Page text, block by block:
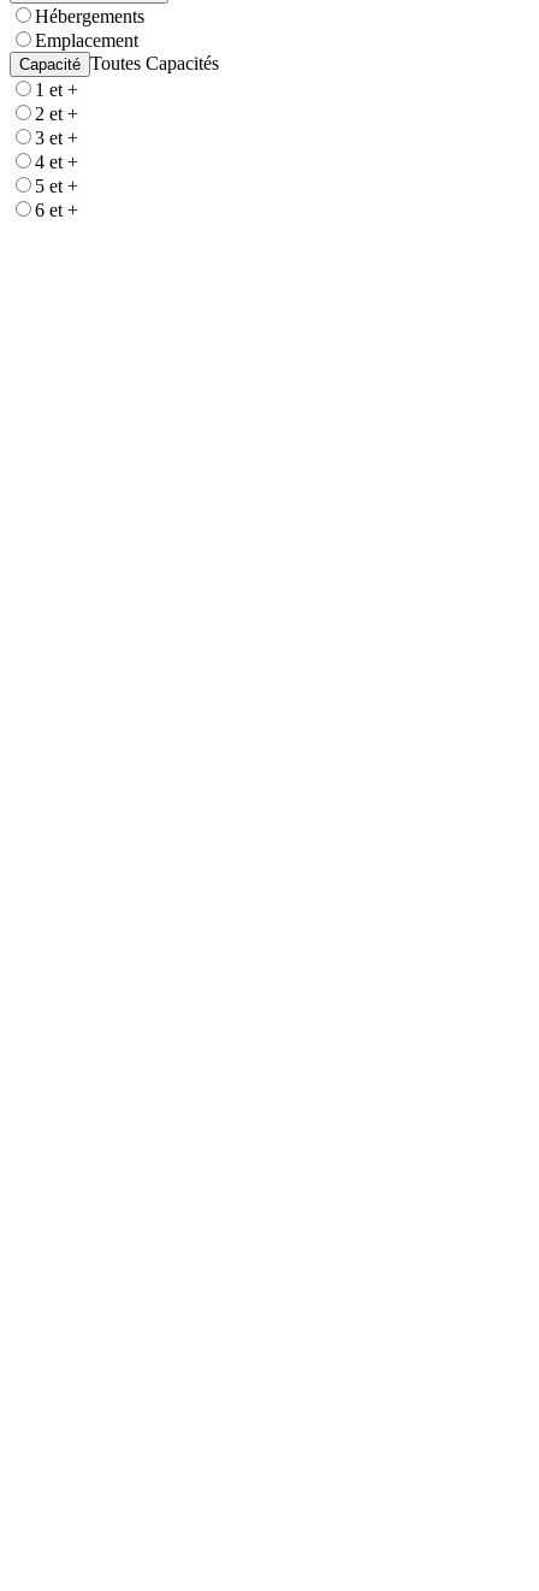
Hébergements
Emplacement
Capacité Toutes Capacités
1 et +
2 et +
3 et +
4 et +
5 et +
6 et +